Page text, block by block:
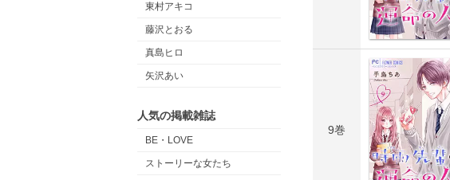
東村アキコ
藤沢とおる
真島ヒロ
矢沢あい
人気の掲載雑誌
BE・LOVE
ストーリーな女たち
9巻